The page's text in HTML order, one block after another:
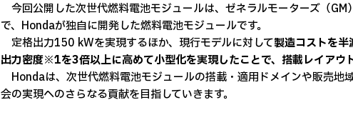
今回公開した次世代燃料電池モジュールは、ゼネラルモーターズ（
で、Hondaが独自に開発した燃料電池モジュールです。
定格出力150 kWを実現するほか、現行モデルに対して製造コストを
出力密度※1を3倍以上に高めて小型化を実現したことで、搭載レイアウ
Hondaは、次世代燃料電池モジュールの搭載・適用ドメインや販売地
会の実現へのさらなる貢献を目指していきます。